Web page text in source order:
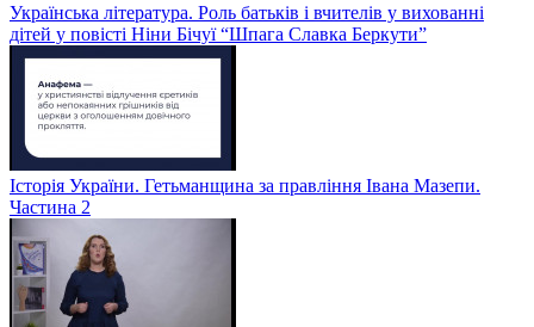
Українська література. Роль батьків і вчителів у вихованні
дітей у повісті Ніни Бічуї “Шпага Славка Беркути”
Історія України. Гетьманщина за правління Івана Мазепи.
Частина 2